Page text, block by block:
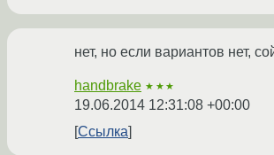
нет, но если вариантов нет,
handbrake ★★★
19.06.2014 12:31:08 +00:00
Ссылка